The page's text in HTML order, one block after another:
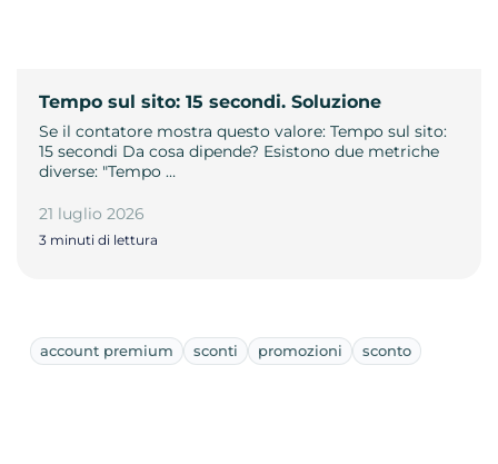
Tempo sul sito: 15 secondi. Soluzione
Se il contatore mostra questo valore: Tempo sul sito:
15 secondi Da cosa dipende? Esistono due metriche
diverse: "Tempo …
21 luglio 2026
3 minuti di lettura
account premium sconti promozioni sconto